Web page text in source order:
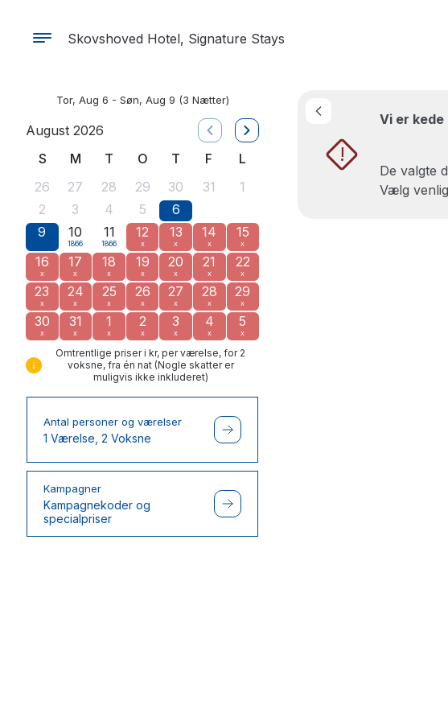
Skovshoved Hotel, Signature Stays
Tor, Aug 6 - Søn, Aug 9 (3 Nætter)
August 2026
S
M T O T F
L
26
27 28 29 30 31
1
2
3 4 5 6
9
10
1866
11
1866
12
x
13
x
14
x
15
x
16
x
17
x
18
x
19
x
20
x
21
x
22
x
23
x
24
x
25
x
26
x
27
x
28
x
29
x
30
x
31
x
1
x
2
x
3
x
4
x
5
x
Omtrentlige priser i kr, per værelse, for 2
voksne, fra én nat (Nogle skatter er
muligvis ikke inkluderet)
Antal personer og værelser
1 Værelse, 2 Voksne
Kampagner
Kampagnekoder og
specialpriser
!
Vi er
De valgte
Vælg